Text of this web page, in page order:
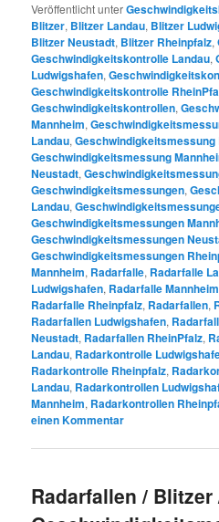
Veröffentlicht unter
Blitzer, Blitzer Landau, Blitzer
Blitzer Neustadt, Blitzer Rheinpfalz,
Geschwindigkeitskontrolle Landau,
Ludwigshafen,
Geschwindigkeitskontrolle
Geschwindigkeitskontrollen,
Mannheim,
Landau,Geschwindigkeitsmessung
Geschwindigkeitsmessung
Neustadt,
Geschwindigkeitsmessungen,
Landau,
Geschwindigkeitsmessungen
Geschwindigkeitsmessungen
Geschwindigkeitsmessungen
Mannheim, Radarfalle, Radarfalle
Ludwigshafen, Radarfalle Mannheim
Radarfalle Rheinpfalz, Radarfallen,
Radarfallen Ludwigshafen,
Neustadt, Radarfallen RheinPfalz,
Landau, Radarkontrolle
Radarkontrolle Rheinpfalz,
Landau, Radarkontrollen
Mannheim, Radarkontrollen
einen Kommentar
Radarfallen / Blitzer